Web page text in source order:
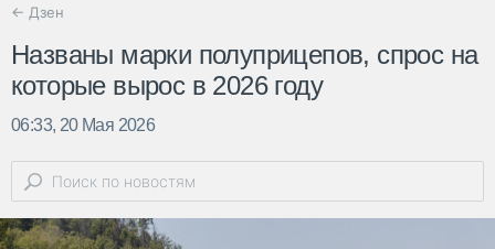
← Дзен
Названы марки полуприцепов, спрос на
которые вырос в 2026 году
06:33, 20 Мая 2026